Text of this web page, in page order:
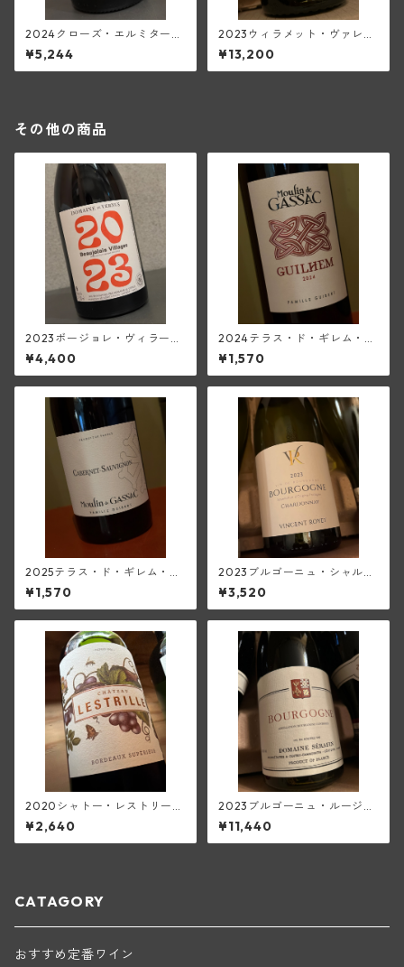
2024クローズ・エルミタージ
ュ・ブラン・シベル(ジャン・
ルイ・シャーヴ・セレクショ
ン)
¥5,244
2023ウィラメット・ヴァレ
ー・ピノ・ノワール・ランサ
ンブル(ニコラ・ジェイ)
¥13,200
その他の商品
2023ボージョレ・ヴィラージ
ュ(ド・ヴェルニュス)
¥4,400
2024テラス・ド・ギレム・ル
ージュ・ヴィエーユ・ヴィー
ニュ<ペイ・デロ―>(ムーラ
ン・ド・ガサック)
¥1,570
2025テラス・ド・ギレム・カ
ベルネ・ソーヴィニヨン<ペ
イ・ドック>(ムーラン・ド・
ガサック)
¥1,570
2023ブルゴーニュ・シャルド
ネ(ロワイエ)
¥3,520
2020シャトー・レストリー
ユ・ルージュ(ボルドー・スー
ペリュール)
¥2,640
2023ブルゴーニュ・ルージュ
(セラファン)
¥11,440
CATAGORY
おすすめ定番ワイン